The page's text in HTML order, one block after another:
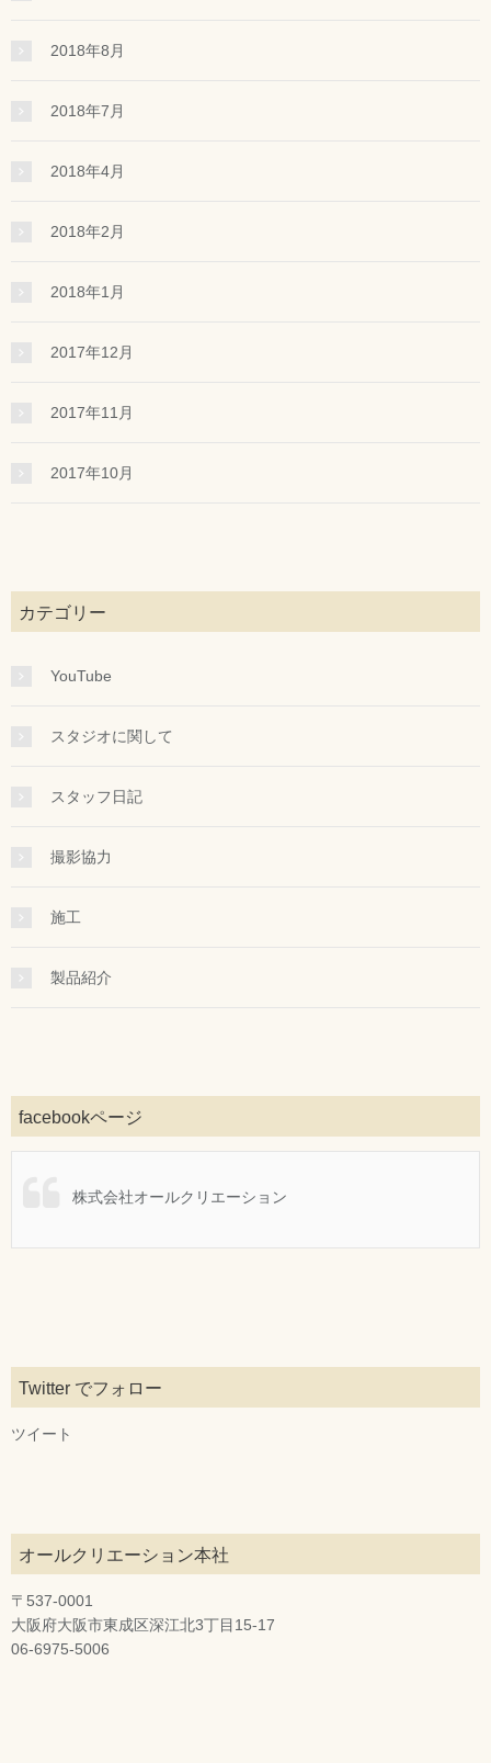
2018年8月
2018年7月
2018年4月
2018年2月
2018年1月
2017年12月
2017年11月
2017年10月
カテゴリー
YouTube
スタジオに関して
スタッフ日記
撮影協力
施工
製品紹介
facebookページ
株式会社オールクリエーション
Twitter でフォロー
ツイート
オールクリエーション本社
〒537-0001
大阪府大阪市東成区深江北3丁目15-17
06-6975-5006